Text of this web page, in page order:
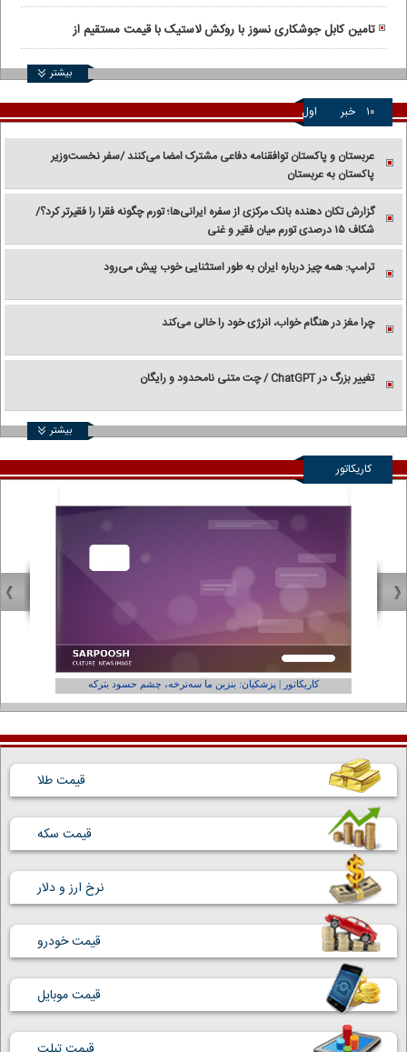
تامین کابل جوشکاری نسوز با روکش لاستیک با قیمت مستقیم از
کارخانه
بیشتر
۱۰ خبر اول
عربستان و پاکستان توافقنامه دفاعی مشترک امضا می‌کنند /سفر نخست‌وزیر
پاکستان به عربستان
گزارش تکان‌ دهنده بانک مرکزی از سفره ایرانی‌ها؛ تورم چگونه فقرا را فقیرتر کرد؟/
شکاف ۱۵ درصدی تورم میان فقیر و غنی
ترامپ: همه چیز درباره ایران به طور استثنایی خوب پیش می‌رود
چرا مغز در هنگام خواب، انرژی خود را خالی می‌کند
تغییر بزرگ در ChatGPT / چت متنی نامحدود و رایگان
بیشتر
کاریکاتور
کاریکاتور | پزشکیان: بنزین ما سه‌نرخه، چشم حسود بترکه
قیمت طلا
قیمت سکه
نرخ ارز و دلار
قیمت خودرو
قیمت موبایل